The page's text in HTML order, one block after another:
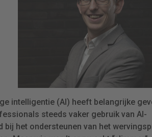
intelligentie (AI) heeft belangrijke
steeds vaker gebruik van AI-
bij het ondersteunen van het